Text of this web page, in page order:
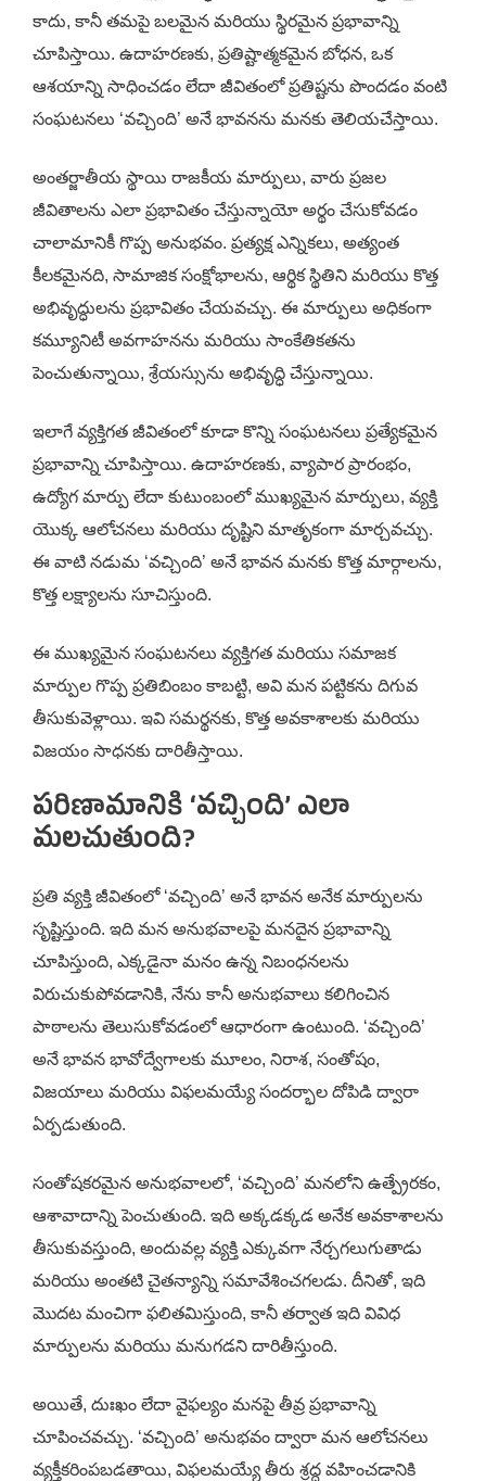
కాదు, కానీ తమపై బలమైన మరియు స్థిరమైన ప్రభావాన్ని
చూపిస్తాయి. ఉదాహరణకు, ప్రతిష్టాత్మకమైన బోధన, ఒక
ఆశయాన్ని సాధించడం లేదా జీవితంలో ప్రతిష్టను పొందడం వంటి
సంఘటనలు ‘వచ్చింది’ అనే భావనను మనకు తెలియచేస్తాయి.
అంతర్జాతీయ స్థాయి రాజకీయ మార్పులు, వారు ప్రజల
జీవితాలను ఎలా ప్రభావితం చేస్తున్నాయో అర్థం చేసుకోవడం
చాలామానికీ గొప్ప అనుభవం. ప్రత్యక్ష ఎన్నికలు, అత్యంత
కీలకమైనది, సామాజిక సంక్షోభాలను, ఆర్థిక స్థితిని మరియు కొత్త
అభివృద్ధులను ప్రభావితం చేయవచ్చు. ఈ మార్పులు అధికంగా
కమ్యూనిటీ అవగాహనను మరియు సాంకేతికతను
పెంచుతున్నాయి, శ్రేయస్సును అభివృద్ధి చేస్తున్నాయి.
ఇలాగే వ్యక్తిగత జీవితంలో కూడా కొన్ని సంఘటనలు ప్రత్యేకమైన
ప్రభావాన్ని చూపిస్తాయి. ఉదాహరణకు, వ్యాపార ప్రారంభం,
ఉద్యోగ మార్పు లేదా కుటుంబంలో ముఖ్యమైన మార్పులు, వ్యక్తి
యొక్క ఆలోచనలు మరియు దృష్టిని మాతృకంగా మార్చవచ్చు.
ఈ వాటి నడుమ ‘వచ్చింది’ అనే భావన మనకు కొత్త మార్గాలను,
కొత్త లక్ష్యాలను సూచిస్తుంది.
ఈ ముఖ్యమైన సంఘటనలు వ్యక్తిగత మరియు సమాజక
మార్పుల గొప్ప ప్రతిబింబం కాబట్టి, అవి మన పట్టికను దిగువ
తీసుకువెళ్లాయి. ఇవి సమర్థనకు, కొత్త అవకాశాలకు మరియు
విజయం సాధనకు దారితీస్తాయి.
పరిణామానికి ‘వచ్చింది’ ఎలా
మలచుతుంది?
ప్రతి వ్యక్తి జీవితంలో ‘వచ్చింది’ అనే భావన అనేక మార్పులను
సృష్టిస్తుంది. ఇది మన అనుభవాలపై మనదైన ప్రభావాన్ని
చూపిస్తుంది, ఎక్కడైనా మనం ఉన్న నిబంధనలను
విరుచుకుపోవడానికి, నేను కానీ అనుభవాలు కలిగించిన
పాఠాలను తెలుసుకోవడంలో ఆధారంగా ఉంటుంది. ‘వచ్చింది’
అనే భావన భావోద్వేగాలకు మూలం, నిరాశ, సంతోషం,
విజయాలు మరియు విఫలమయ్యే సందర్భాల దోపిడి ద్వారా
ఏర్పడుతుంది.
సంతోషకరమైన అనుభవాలలో, ‘వచ్చింది’ మనలోని ఉత్ప్రేరకం,
ఆశావాదాన్ని పెంచుతుంది. ఇది అక్కడక్కడ అనేక అవకాశాలను
తీసుకువస్తుంది, అందువల్ల వ్యక్తి ఎక్కువగా నేర్చగలుగుతాడు
మరియు అంతటి చైతన్యాన్ని సమావేశించగలడు. దీనితో, ఇది
మొదట మంచిగా ఫలితమిస్తుంది, కానీ తర్వాత ఇది వివిధ
మార్పులను మరియు మనుగడని దారితీస్తుంది.
అయితే, దుఃఖం లేదా వైఫల్యం మనపై తీవ్ర ప్రభావాన్ని
చూపించవచ్చు. ‘వచ్చింది’ అనుభవం ద్వారా మన ఆలోచనలు
వ్యక్తీకరింపబడతాయి, విఫలమయ్యే తీరు శ్రద్ధ వహించడానికి